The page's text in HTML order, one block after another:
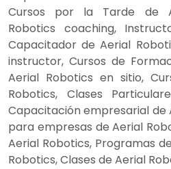
Cursos por la Tarde de
Robotics coaching,
Capacitador de Aerial
instructor, Cursos de
Aerial Robotics en sitio,
Robotics, Clases
Capacitación empresarial de
para empresas de Aerial
Aerial Robotics, Programas
Robotics, Clases de Aerial